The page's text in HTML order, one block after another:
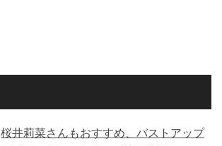
桜井莉菜さんもおすすめ、バストアップ